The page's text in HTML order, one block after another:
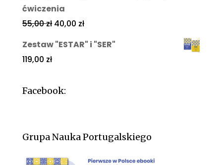
ćwiczenia
55,00zł 40,00 zł
Zestaw "ESTAR" i "SER"
119,00 zł
Facebook:
Grupa Nauka Portugalskiego